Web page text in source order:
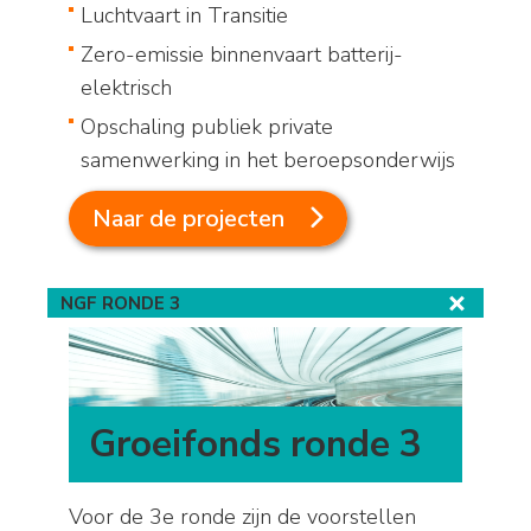
Luchtvaart in Transitie
Zero-emissie binnenvaart batterij-
elektrisch
Opschaling publiek private
samenwerking in het beroepsonderwijs
Naar de projecten
NGF RONDE 3
Groeifonds ronde 3
Voor de 3e ronde zijn de voorstellen